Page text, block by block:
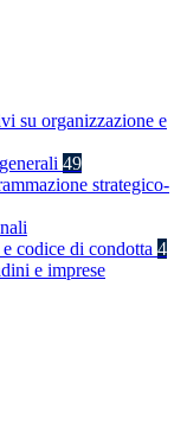
su organizzazione e
49
strategico-
codice di condotta 4
e imprese